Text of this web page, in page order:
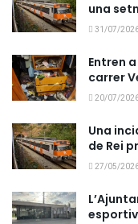
una
31/07/
Entren
carrer
20/07/
Una
de Rei
27/05/